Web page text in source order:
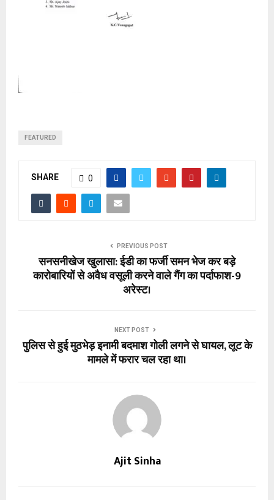
FEATURED
SHARE 0
PREVIOUS POST
सनसनीखेज खुलासा: ईडी का फर्जी समन भेज कर बड़े
कारोबारियों से अवैध वसूली करने वाले गैंग का पर्दाफाश-9
अरेस्ट।
NEXT POST
पुलिस से हुई मुठभेड़ इनामी बदमाश गोली लगने से घायल, लूट के
मामले में फरार चल रहा था।
Ajit Sinha